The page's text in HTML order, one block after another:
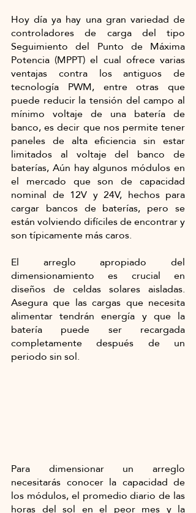
Hoy día ya hay una gran variedad de
controladores de carga del tipo
Seguimiento del Punto de Máxima
Potencia (MPPT) el cual ofrece varias
ventajas contra los antiguos de
tecnología PWM, entre otras que
puede reducir la tensión del campo al
mínimo voltaje de una batería de
banco, es decir que nos permite tener
paneles de alta eficiencia sin estar
limitados al voltaje del banco de
baterías, Aún hay algunos módulos en
el mercado que son de capacidad
nominal de 12V y 24V, hechos para
cargar bancos de baterías, pero se
están volviendo difíciles de encontrar y
son típicamente más caros.
El arreglo apropiado del
dimensionamiento es crucial en
diseños de celdas solares aisladas.
Asegura que las cargas que necesita
alimentar tendrán energía y que la
batería puede ser recargada
completamente después de un
periodo sin sol.
Para dimensionar un arreglo
necesitarás conocer la capacidad de
los módulos, el promedio diario de las
horas del sol en el peor mes y la